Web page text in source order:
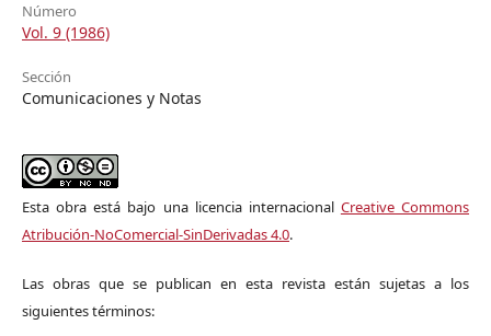
Número
Vol. 9 (1986)
Sección
Comunicaciones y Notas
Esta obra está bajo una licencia internacional Creative Commons
Atribución-NoComercial-SinDerivadas 4.0.
Las obras que se publican en esta revista están sujetas a los
siguientes términos: